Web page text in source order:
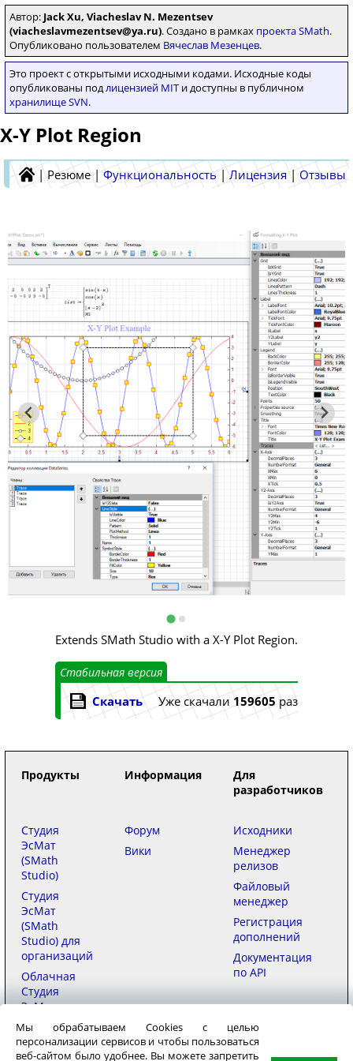
Автор: Jack Xu, Viacheslav N. Mezentsev
(viacheslavmezentsev@ya.ru). Создано в рамках проекта SMath.
Опубликовано пользователем Вячеслав Мезенцев.
Это проект с открытыми исходными кодами. Исходные коды
опубликованы подлицензией MIT и доступны в публичном
хранилище SVN.
Мы обрабатываем Cookies с целью
персонализации сервисов и чтобы пользоваться
веб-сайтом было удобнее. Вы можете запретить
X-Y Plot Region
| Резюме | Функциональность | Лицензия | Отзывы
Extends SMath Studio with a X-Y Plot Region.
Стабильная версия
Уже скачали 159605 раз
Скачать
Продукты Информация
Для
разработчиков
Студия
ЭсМат
(SMath
Studio)
Студия
ЭсМат
(SMath
Studio) для
организаций
Облачная
Студия
ЭсМат
(SMath
Studio)
Форум
Вики
Исходники
Менеджер
релизов
Файловый
менеджер
Регистрация
дополнений
Документация
по API